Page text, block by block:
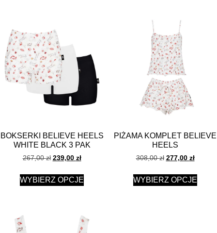
BOKSERKI BELIEVE HEELS
WHITE BLACK 3 PAK
267,00zł 239,00 zł
WYBIERZ OPCJE
PIŻAMA KOMPLET BELIEVE
HEELS
308,00zł 277,00 zł
WYBIERZ OPCJE